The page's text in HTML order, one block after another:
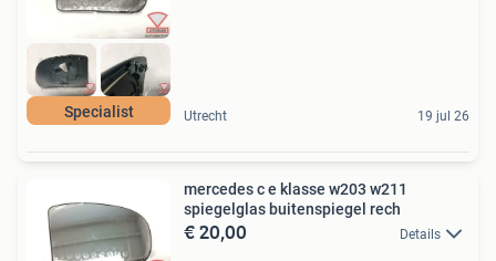
Specialist Utrecht 19 jul 26
mercedes c e klasse w203 w211
spiegelglas buitenspiegel rech
€ 20,00 Details